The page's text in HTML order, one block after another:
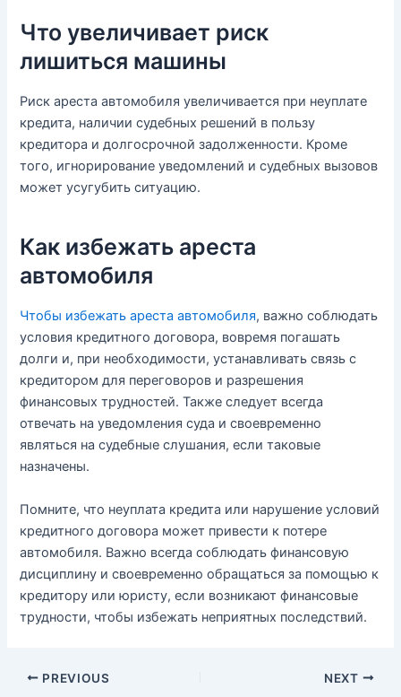
Что увеличивает риск
лишиться машины
Риск ареста автомобиля увеличивается при неуплате
кредита, наличии судебных решений в пользу
кредитора и долгосрочной задолженности. Кроме
того, игнорирование уведомлений и судебных вызовов
может усугубить ситуацию.
Как избежать ареста
автомобиля
Чтобы избежать ареста автомобиля, важно соблюдать
условия кредитного договора, вовремя погашать
долги и, при необходимости, устанавливать связь с
кредитором для переговоров и разрешения
финансовых трудностей. Также следует всегда
отвечать на уведомления суда и своевременно
являться на судебные слушания, если таковые
назначены.
Помните, что неуплата кредита или нарушение условий
кредитного договора может привести к потере
автомобиля. Важно всегда соблюдать финансовую
дисциплину и своевременно обращаться за помощью к
кредитору или юристу, если возникают финансовые
трудности, чтобы избежать неприятных последствий.
Post
PREVIOUS NEXT